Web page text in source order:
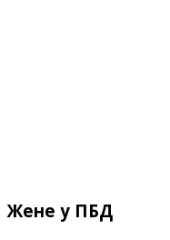
Жене у ПБД